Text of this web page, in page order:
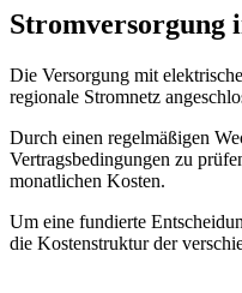
Stromversorgung
Die Versorgung mit
regionale Stromnetz
Durch einen regelmäßigen
Vertragsbedingungen zu
monatlichen Kosten.
Um eine fundierte
die Kostenstruktur der